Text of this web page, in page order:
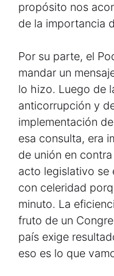
propósito nos
de la importancia
Por su parte, el
mandar un
lo hizo. Luego de
anticorrupción y
implementación
esa consulta, era
de unión en
acto legislativo se
con celeridad
minuto. La
fruto de un
país exige
eso es lo que